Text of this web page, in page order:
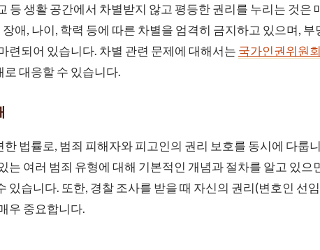
등 생활 공간에서 차별받지 않고 평등한 권리를 누리는 것은
애, 나이, 학력 등에 따른 차별을 엄격히 금지하고 있으며,
련되어 있습니다. 차별 관련 문제에 대해서는 국가인권위원회
대응할 수 있습니다.
법률로, 범죄 피해자와 피고인의 권리 보호를 동시에 다룹
는 여러 범죄 유형에 대해 기본적인 개념과 절차를 알고 있으
있습니다. 또한, 경찰 조사를 받을 때 자신의 권리(변호인 선
우 중요합니다.